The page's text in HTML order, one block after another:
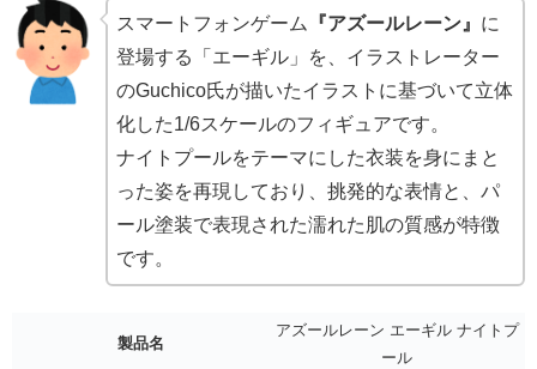
スマートフォンゲーム 『アズールレーン』 に
登場する「エーギル」を、イラストレーター
のGuchico氏が描いたイラストに基づいて立体
化した1/6スケールのフィギュアです。
ナイトプールをテーマにした衣装を身にまと
った姿を再現しており、挑発的な表情と、パ
ール塗装で表現された濡れた肌の質感が特徴
です。
製品名
アズールレーン エーギル ナイトプ
ール